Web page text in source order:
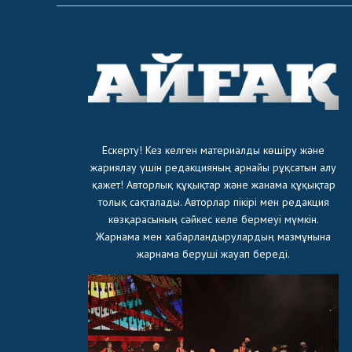
Ескерту! Кез келген материалды көшіру және
жариялау үшін редакцияның арнайы рұқсатын алу
қажет! Авторлық құқықтар және жанама құқықтар
толық сақталады. Авторлар пікірі мен редакция
көзқарасының сәйкес келе бермеуі мүмкін.
Жарнама мен хабарландырулардың мазмұнына
жарнама беруші жауап береді.